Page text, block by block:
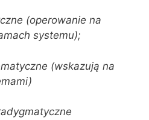
(operowanie na
systemu);
(wskazują na